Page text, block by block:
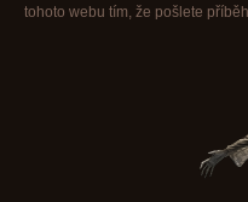
tohoto webu tím, že pošlete